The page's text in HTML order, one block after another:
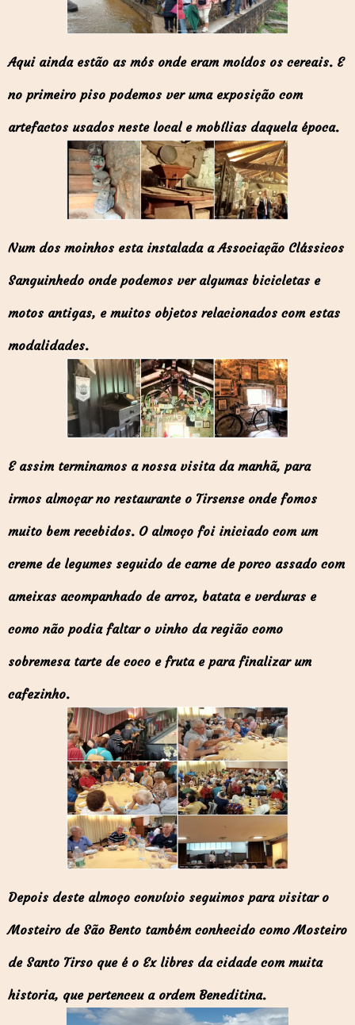
Aqui ainda estão as mós onde eram moídos os cereais. E
no primeiro piso podemos ver uma exposição com
artefactos usados neste local e mobílias daquela época.
Num dos moinhos esta instalada a Associação Clássicos
Sanguinhedo onde podemos ver algumas bicicletas e
motos antigas, e muitos objetos relacionados com estas
modalidades.
E assim terminamos a nossa visita da manhã, para
irmos almoçar no restaurante o Tirsense onde fomos
muito bem recebidos. O almoço foi iniciado com um
creme de legumes seguido de carne de porco assado com
ameixas acompanhado de arroz, batata e verduras e
como não podia faltar o vinho da região como
sobremesa tarte de coco e fruta e para finalizar um
cafezinho.
Depois deste almoço convívio seguimos para visitar o
Mosteiro de São Bento também conhecido como Mosteiro
de Santo Tirso que é o Ex libres da cidade com muita
historia, que pertenceu a ordem Beneditina.